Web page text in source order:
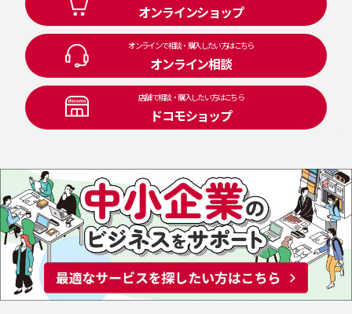
オンラインショップ
オンラインで相談・購入したい方はこちら
オンライン相談
店舗で相談・購入したい方はこちら
ドコモショップ